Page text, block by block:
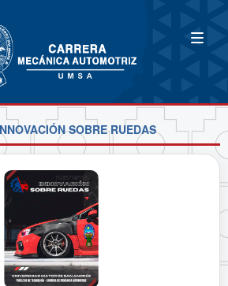
SOBRE RUEDAS